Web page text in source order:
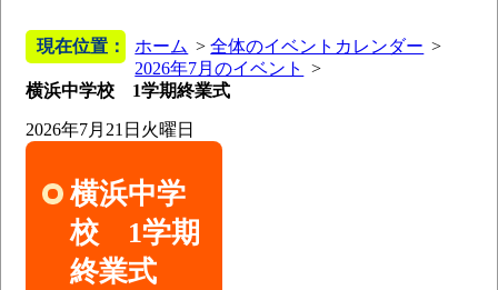
現在位置： ホーム
全体のイベントカレンダー
2026年7月のイベント
横浜中学校 1学期終業式
2026年7月21日 火曜日
横浜中学
校 1学期
終業式